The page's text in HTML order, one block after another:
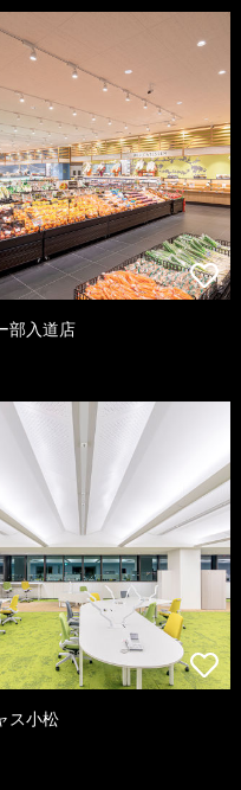
部入道店
ス小松